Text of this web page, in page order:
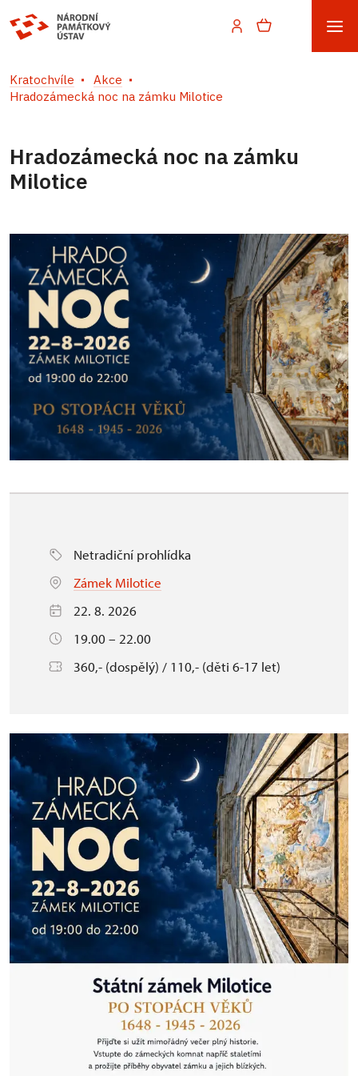
Kratochvíle
Akce
Hradozámecká noc na zámku Milotice
Hradozámecká noc na zámku
Milotice
Netradiční prohlídka
Zámek Milotice
22. 8. 2026
19.00 – 22.00
360,- (dospělý) / 110,- (děti 6-17 let)